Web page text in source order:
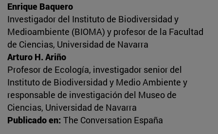
Enrique Baquero
Investigador del Instituto de Biodiversidad y
Medioambiente (BIOMA) y profesor de la Facultad
de Ciencias, Universidad de Navarra
Arturo H. Ariño
Profesor de Ecología, investigador senior del
Instituto de Biodiversidad y Medio Ambiente y
responsable de investigación del Museo de
Ciencias, Universidad de Navarra
Publicado en: The Conversation España